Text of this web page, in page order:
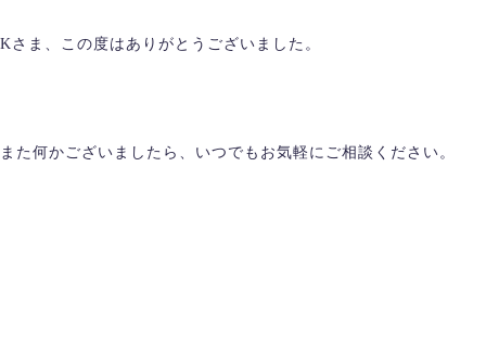
Kさま、この度はありがとうございました。
また何かございましたら、いつでもお気軽にご相談ください。